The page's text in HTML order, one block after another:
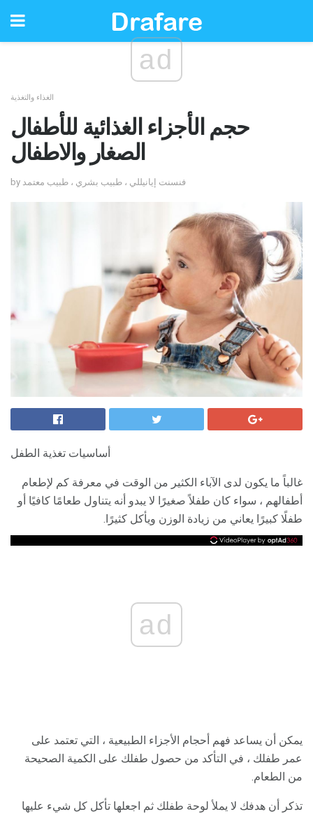
ad
الغذاء والتغذية
حجم الأجزاء الغذائية للأطفال
الصغار والاطفال
by فنسنت إيانيللي ، طبيب بشري ، طبيب معتمد
أساسيات تغذية الطفل
غالباً ما يكون لدى الآباء الكثير من الوقت في معرفة كم لإطعام
أطفالهم ، سواء كان طفلاً صغيرًا لا يبدو أنه يتناول طعامًا كافيًا أو
طفلًا كبيرًا يعاني من زيادة الوزن ويأكل كثيرًا.
ad
يمكن أن يساعد فهم أحجام الأجزاء الطبيعية ، التي تعتمد على
عمر طفلك ، في التأكد من حصول طفلك على الكمية الصحيحة
من الطعام.
تذكر أن هدفك لا يملأ لوحة طفلك ثم اجعلها تأكل كل شيء عليها